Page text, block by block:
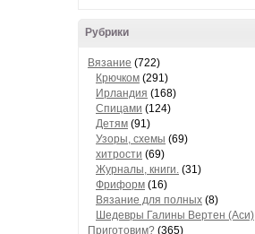
Рубрики
Вязание (722)
Крючком (291)
Ирландия (168)
Спицами (124)
Детям (91)
Узоры, схемы (69)
хитрости (69)
Журналы, книги. (31)
Фриформ (16)
Вязание для полных (8)
Шедевры Галины Вертен (Аси)
Приготовим? (365)